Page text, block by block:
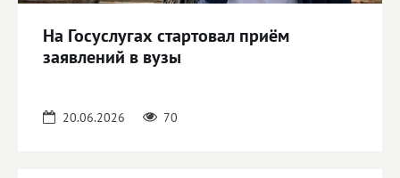
На Госуслугах стартовал приём
заявлений в вузы
20.06.2026 70